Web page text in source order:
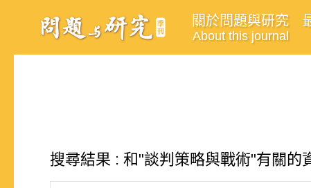
關於問題與研究
About this journal
搜尋結果 : 和"談判策略與戰術"有關的